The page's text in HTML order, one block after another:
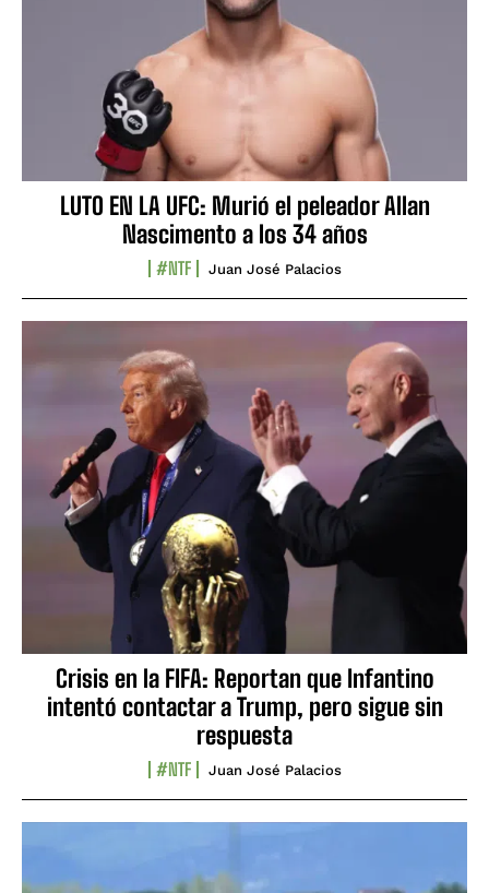
LUTO EN LA UFC: Murió el peleador Allan
Nascimento a los 34 años
#NTF Juan José Palacios
Crisis en la FIFA: Reportan que Infantino
intentó contactar a Trump, pero sigue sin
respuesta
#NTF Juan José Palacios